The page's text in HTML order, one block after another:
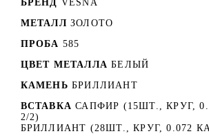
БРЕНД
VESNA
МЕТАЛЛ ЗОЛОТО
ПРОБА 585
ЦВЕТ МЕТАЛЛА БЕЛЫЙ
КАМЕНЬ БРИЛЛИАНТ
ВСТАВКА САПФИР (15ШТ., КРУГ,
2/2)
БРИЛЛИАНТ (28ШТ., КРУГ, 0.072